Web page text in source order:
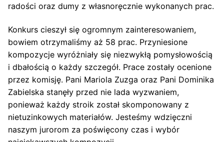
radości oraz dumy z własnoręcznie wykonanych prac.
Konkurs cieszył się ogromnym zainteresowaniem,
bowiem otrzymaliśmy aż 58 prac. Przyniesione
kompozycje wyróżniały się niezwykłą pomysłowością
i dbałością o każdy szczegół. Prace zostały ocenione
przez komisję. Pani Mariola Zuzga oraz Pani Dominika
Zabielska stanęły przed nie lada wyzwaniem,
ponieważ każdy stroik został skomponowany z
nietuzinkowych materiałów. Jesteśmy wdzięczni
naszym jurorom za poświęcony czas i wybór